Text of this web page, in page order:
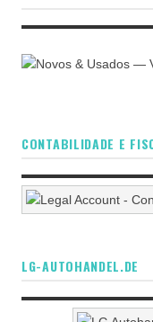
CONTABILIDADE E
LG-AUTOHANDEL.DE